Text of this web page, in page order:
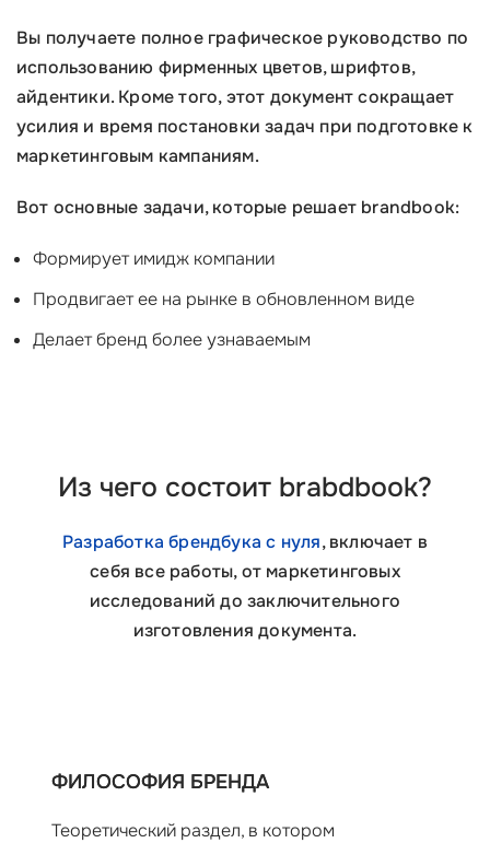
Вы получаете полное графическое руководство по
использованию фирменных цветов, шрифтов,
айдентики. Кроме того, этот документ сокращает
усилия и время постановки задач при подготовке к
маркетинговым кампаниям.
Вот основные задачи, которые решает brandbook:
Формирует имидж компании
Продвигает ее на рынке в обновленном виде
Делает бренд более узнаваемым
Из чего состоит brabdbook?
Разработка брендбука с нуля, включает в
себя все работы, от маркетинговых
исследований до заключительного
изготовления документа.
ФИЛОСОФИЯ БРЕНДА
Теоретический раздел, в котором